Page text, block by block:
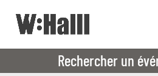
Rechercher un